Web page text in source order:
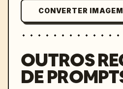
CONVERTER
OUTROS
DE